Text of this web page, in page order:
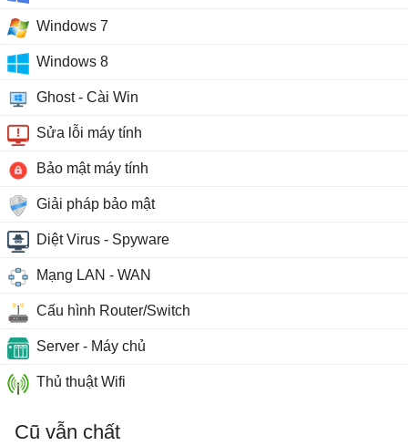
Windows 7
Windows 8
Ghost - Cài Win
Sửa lỗi máy tính
Bảo mật máy tính
Giải pháp bảo mật
Diệt Virus - Spyware
Mạng LAN - WAN
Cấu hình Router/Switch
Server - Máy chủ
Thủ thuật Wifi
Cũ vẫn chất